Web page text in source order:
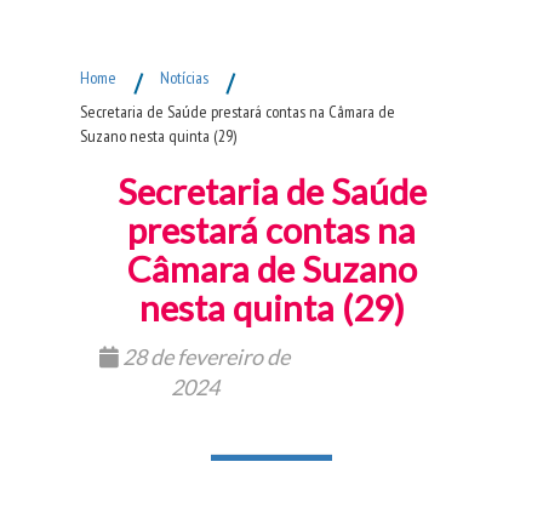
Home / Notícias /
Secretaria de Saúde prestará contas na Câmara de
Suzano nesta quinta (29)
Secretaria de Saúde
prestará contas na
Câmara de Suzano
nesta quinta (29)
28 de fevereiro de
2024